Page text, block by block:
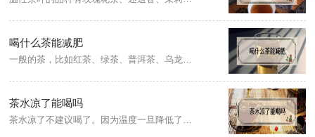
喝什么茶能减肥
茶水凉了能喝吗